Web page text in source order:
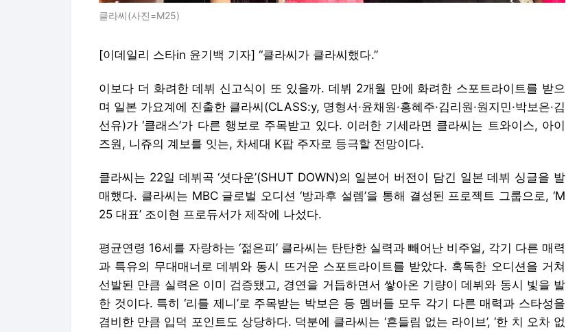
클라씨(사진=M25)
[이데일리 스타in 윤기백 기자] “클라씨가 클라씨했다.”
이보다 더 화려한 데뷔 신고식이 또 있을까. 데뷔 2개월 만에 화려한 스포트라이트를 받으
며 일본 가요계에 진출한 클라씨(CLASS:y, 명형서·윤채원·홍혜주·김리원·원지민·박보은·김
선유)가 ‘클래스’가 다른 행보로 주목받고 있다. 이러한 기세라면 클라씨는 트와이스, 아이
즈원, 니쥬의 계보를 잇는, 차세대 K팝 주자로 등극할 전망이다.
클라씨는 22일 데뷔곡 ‘셧다운’(SHUT DOWN)의 일본어 버전이 담긴 일본 데뷔 싱글을 발
매했다. 클라씨는 MBC 글로벌 오디션 ‘방과후 설렘’을 통해 결성된 프로젝트 그룹으로, ‘M
25 대표’ 조이현 프로듀서가 제작에 나섰다.
평균연령 16세를 자랑하는 ‘젊은피’ 클라씨는 탄탄한 실력과 빼어난 비주얼, 각기 다른 매력
과 특유의 무대매너로 데뷔와 동시 뜨거운 스포트라이트를 받았다. 혹독한 오디션을 거쳐
선발된 만큼 실력은 이미 검증됐고, 경연을 거듭하면서 쌓아온 기량이 데뷔와 동시 빛을 발
한 것이다. 특히 ‘리틀 제니’로 주목받는 박보은 등 멤버들 모두 각기 다른 매력과 스타성을
겸비한 만큼 입덕 포인트도 상당하다. 덕분에 클라씨는 ‘흔들림 없는 라이브’, ‘한 치 오차 없